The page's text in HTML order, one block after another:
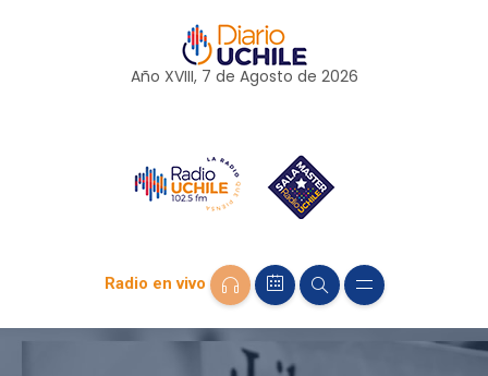
Año XVIII, 7 de Agosto de 2026
Radio en vivo